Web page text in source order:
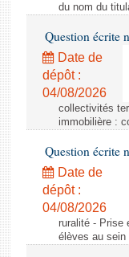
du nom du
Question écrite
Date de
dépôt :
04/08/2026
collectivités
immobilière :
Question écrite
Date de
dépôt :
04/08/2026
ruralité - Prise
élèves au sein